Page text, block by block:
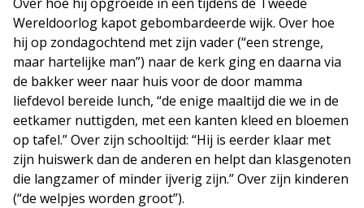
Wereldoorlog kapot gebombardeerde wijk. Over hoe
hij op zondagochtend met zijn vader (“een strenge,
maar hartelijke man”) naar de kerk ging en daarna via
de bakker weer naar huis voor de door mamma
liefdevol bereide lunch, “de enige maaltijd die we in de
eetkamer nuttigden, met een kanten kleed en bloemen
op tafel.” Over zijn schooltijd: “Hij is eerder klaar met
zijn huiswerk dan de anderen en helpt dan klasgenoten
die langzamer of minder ijverig zijn.” Over zijn kinderen
(“de welpjes worden groot”).